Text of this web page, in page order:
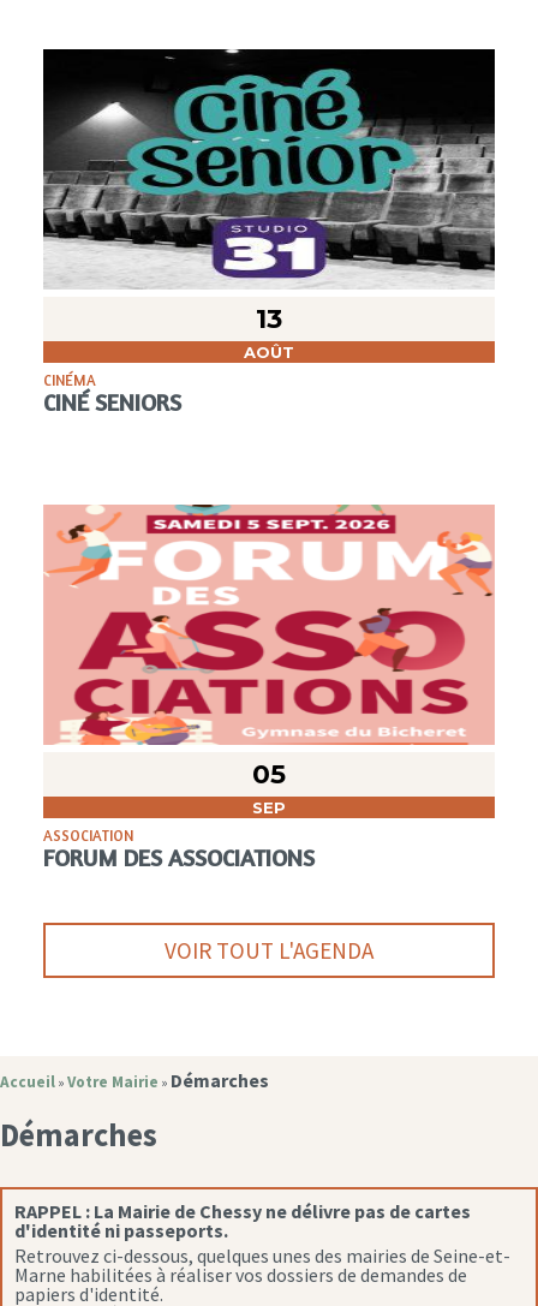
13
AOÛT
CINÉMA
CINÉ SENIORS
05
SEP
ASSOCIATION
FORUM DES ASSOCIATIONS
VOIR TOUT L'AGENDA
Accueil » Votre Mairie » Démarches
Démarches
RAPPEL : La Mairie de Chessy ne délivre pas de cartes
d'identité ni passeports.
Retrouvez ci-dessous, quelques unes des mairies de Seine-et-
Marne habilitées à réaliser vos dossiers de demandes de
papiers d'identité.